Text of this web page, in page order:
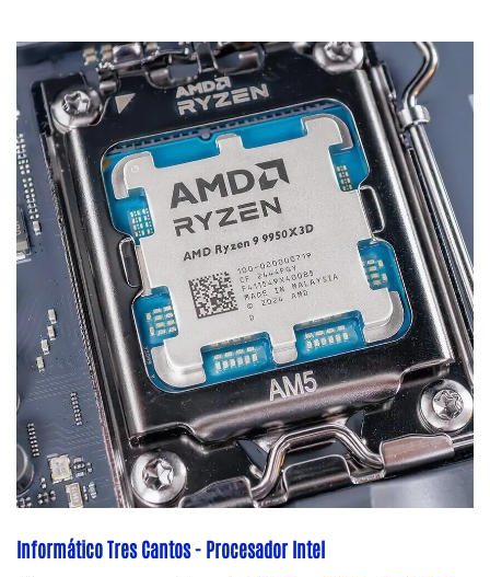
Informático Tres Cantos - Procesador Intel